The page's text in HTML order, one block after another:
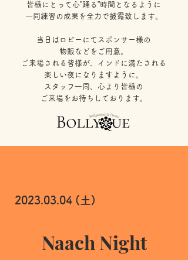
皆様にとって心”踊る”時間となるように
一同練習の成果を全力で披露致します。
当日はロビーにてスポンサー様の
物販などをご用意。
ご来場される皆様が、インドに満たされる
楽しい夜になりますように。
スタッフ一同、心より皆様の
ご来場をお待ちしております。
2023.03.04 (土)
Naach Night